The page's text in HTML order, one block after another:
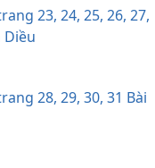
23, 24, 25, 26, 27,
Diều
28, 29, 30, 31 Bài